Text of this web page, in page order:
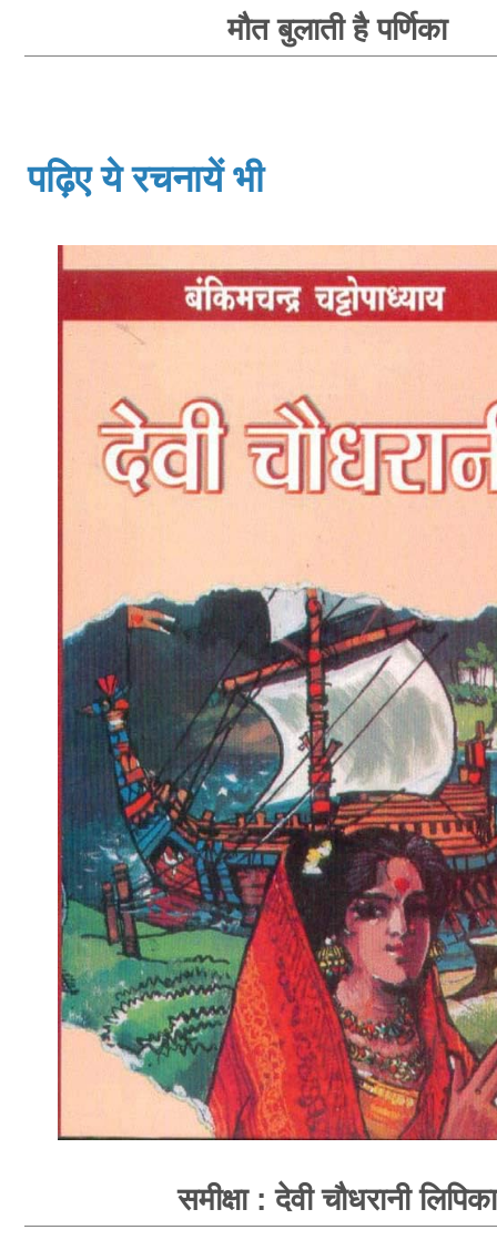
मौत बुलाती है पर्णिका
पढ़िए ये रचनायें भी
समीक्षा : देवी चौधरानी लिपिका